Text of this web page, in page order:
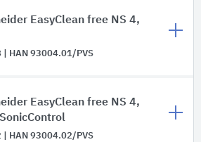
EasyClean free NS 4,
GTIN 4026092060988 | HAN 93004.01/PVS
EasyClean free NS 4,
GTIN 4026092065082 | HAN 93004.02/PVS